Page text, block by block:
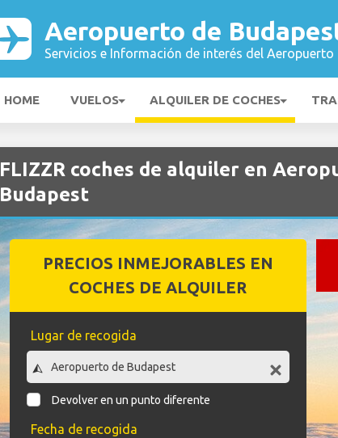
Aeropuerto de
Servicios e Información de interés del Aeropuerto
HOME VUELOS ALQUILER DE COCHES
FLIZZR coches de alquiler en
Budapest
PRECIOS INMEJORABLES EN
COCHES DE ALQUILER
Lugar de recogida
Devolver en un punto diferente
Fecha de recogida